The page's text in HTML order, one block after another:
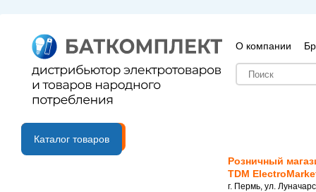
О компании
B2B портал
Каталог товаров
Розничный
TDM
г. Пермь, ул.